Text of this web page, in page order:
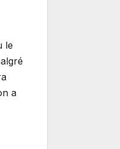
le
a